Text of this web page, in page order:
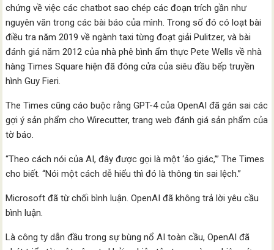
chứng về việc các chatbot sao chép các đoạn trích gần như
nguyên văn trong các bài báo của mình. Trong số đó có loạt bài
điều tra năm 2019 về ngành taxi từng đoạt giải Pulitzer, và bài
đánh giá năm 2012 của nhà phê bình ẩm thực Pete Wells về nhà
hàng Times Square hiện đã đóng cửa của siêu đầu bếp truyền
hình Guy Fieri.
The Times cũng cáo buộc rằng GPT-4 của OpenAI đã gán sai các
gợi ý sản phẩm cho Wirecutter, trang web đánh giá sản phẩm của
tờ báo.
“Theo cách nói của AI, đây được gọi là một ‘ảo giác,’” The Times
cho biết. “Nói một cách dễ hiểu thì đó là thông tin sai lệch.”
Microsoft đã từ chối bình luận. OpenAI đã không trả lời yêu cầu
bình luận.
Là công ty dẫn đầu trong sự bùng nổ AI toàn cầu, OpenAI đã